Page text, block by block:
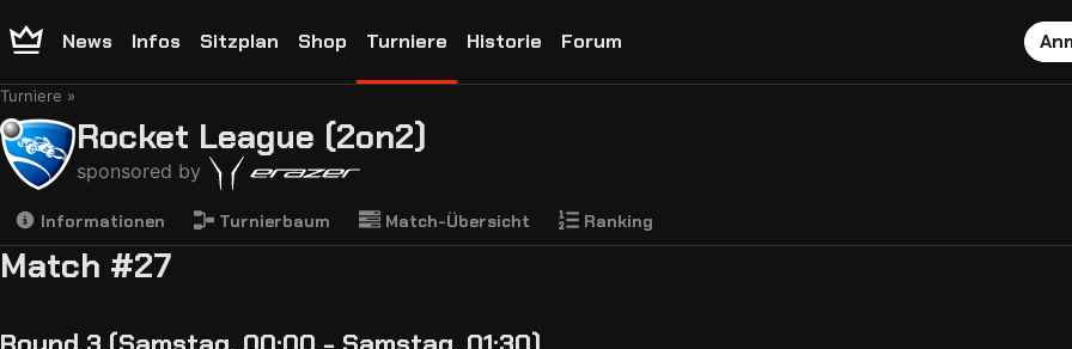
News Infos Sitzplan Shop Turniere Historie Forum
Turniere
Rocket League (2on2)
sponsored by
Informationen Turnierbaum Match-Übersicht Ranking
Match #27